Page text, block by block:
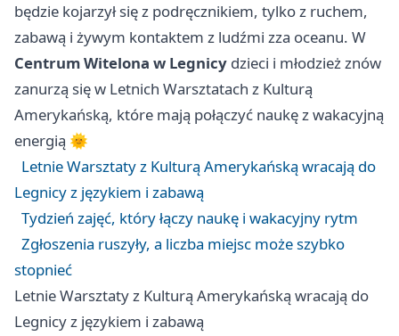
będzie kojarzył się z podręcznikiem, tylko z ruchem,
zabawą i żywym kontaktem z ludźmi zza oceanu. W
Centrum Witelona w Legnicy dzieci i młodzież znów
zanurzą się w Letnich Warsztatach z Kulturą
Amerykańską, które mają połączyć naukę z wakacyjną
energią 🌞
Letnie Warsztaty z Kulturą Amerykańską wracają do
Legnicy z językiem i zabawą
Tydzień zajęć, który łączy naukę i wakacyjny rytm
Zgłoszenia ruszyły, a liczba miejsc może szybko
stopnieć
Letnie Warsztaty z Kulturą Amerykańską wracają do
Legnicy z językiem i zabawą